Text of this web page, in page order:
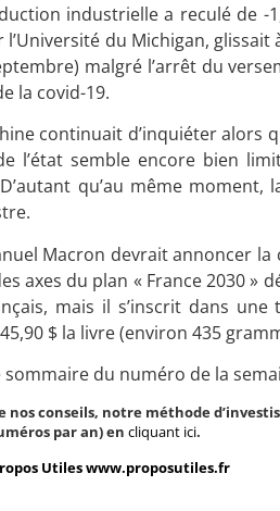
industrielle a reculé de -
l’Université du Michigan,
malgré l’arrêt du
la covid-19.
continuait d’inquiéter alors
l’état semble encore bien
qu’au même
Macron devrait annoncer
axes du plan « France 2030
mais il s’inscrit dans
$ la livre (environ 435
sommaire du numéro de la
conseils, notre méthode
par an) en cliquant ici.
Utiles www.proposutiles.fr